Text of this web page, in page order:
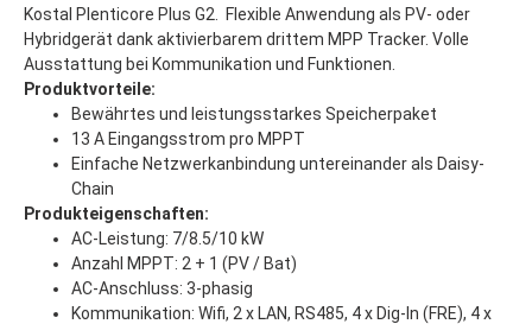
Kostal Plenticore Plus G2. Flexible Anwendung als PV- oder
Hybridgerät dank aktivierbarem drittem MPP Tracker. Volle
Ausstattung bei Kommunikation und Funktionen.
Produktvorteile:
Bewährtes und leistungsstarkes Speicherpaket
13 A Eingangsstrom pro MPPT
Einfache Netzwerkanbindung untereinander als Daisy-
Chain
Produkteigenschaften:
AC-Leistung: 7/8.5/10 kW
Anzahl MPPT: 2 + 1 (PV / Bat)
AC-Anschluss: 3-phasig
Kommunikation: Wifi, 2 x LAN, RS485, 4 x Dig-In (FRE), 4 x